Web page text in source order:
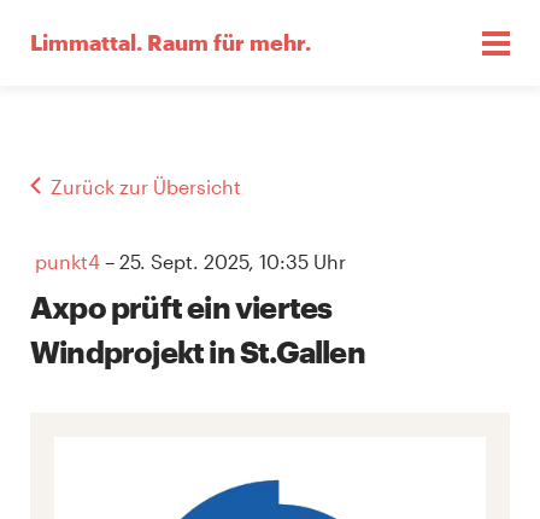
Limmattal. Raum für mehr.
Zurück zur Übersicht
punkt4 – 25. Sept. 2025, 10:35 Uhr
Axpo prüft ein viertes
Windprojekt in St.Gallen